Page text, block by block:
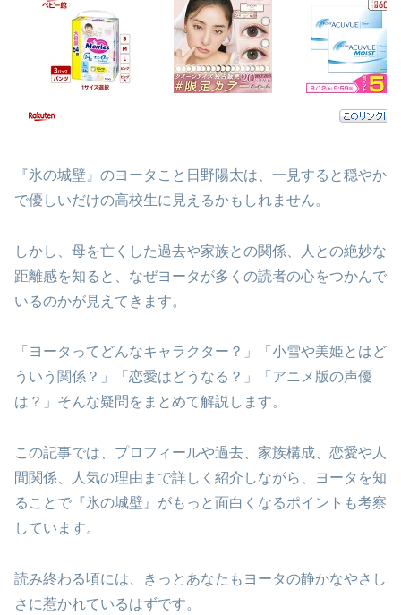
『氷の城壁』のヨータこと日野陽太は、一見すると穏やか
で優しいだけの高校生に見えるかもしれません。
しかし、母を亡くした過去や家族との関係、人との絶妙な
距離感を知ると、なぜヨータが多くの読者の心をつかんで
いるのかが見えてきます。
「ヨータってどんなキャラクター？」「小雪や美姫とはど
ういう関係？」「恋愛はどうなる？」「アニメ版の声優
は？」そんな疑問をまとめて解説します。
この記事では、プロフィールや過去、家族構成、恋愛や人
間関係、人気の理由まで詳しく紹介しながら、ヨータを知
ることで『氷の城壁』がもっと面白くなるポイントも考察
しています。
読み終わる頃には、きっとあなたもヨータの静かなやさし
さに惹かれているはずです。